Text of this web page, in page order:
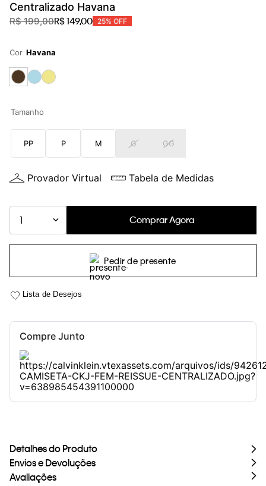
Centralizado Havana
R$ 199,00R$149,00 25% OFF
Cor Havana
Tamanho
PP P M G GG
Provador Virtual Tabela de Medidas
1 Comprar Agora
Pedir de presente
Compre Junto
Detalhes do Produto
Envios e Devoluções
Avaliações